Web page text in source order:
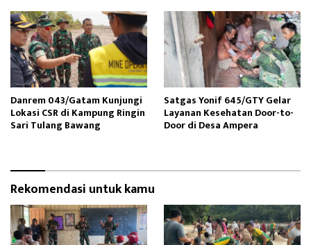
Danrem 043/Gatam Kunjungi
Lokasi CSR di Kampung Ringin
Sari Tulang Bawang
Satgas Yonif 645/GTY Gelar
Layanan Kesehatan Door-to-
Door di Desa Ampera
Rekomendasi untuk kamu